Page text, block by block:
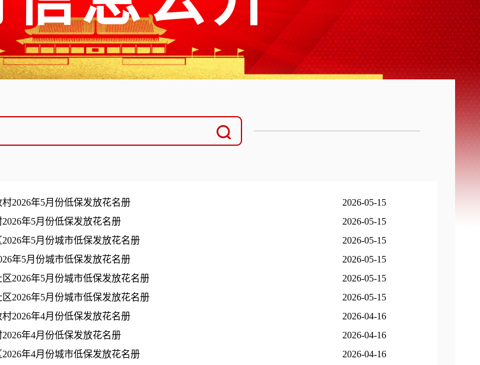
2026年5月份低保发放花名册
2026-05-15
年5月份低保发放花名册
2026-05-15
年5月份城市低保发放花名册
2026-05-15
年5月份城市低保发放花名册
2026-05-15
2026年5月份城市低保发放花名册
2026-05-15
2026年5月份城市低保发放花名册
2026-05-15
2026年4月份低保发放花名册
2026-04-16
年4月份低保发放花名册
2026-04-16
年4月份城市低保发放花名册
2026-04-16